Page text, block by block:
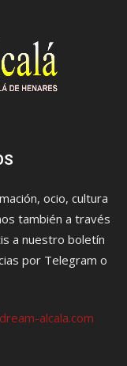
ocio, cultura
también a través
a nuestro boletín
por Telegram o
alcala.com